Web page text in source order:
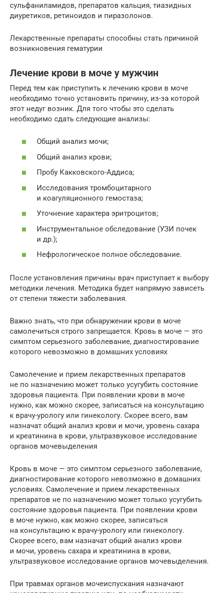
сульфаниламидов, препаратов кальция, тиазидных
диуретиков, ретиноидов и пиразолонов.
Лекарственные препараты способны стать причиной
возникновения гематурии
Лечение крови в моче у мужчин
Перед тем как приступить к лечению крови в моче
необходимо точно установить причину, из-за которой
этот недуг возник. Для того чтобы это сделать
необходимо сдать следующие анализы:
Общий анализ мочи;
Общий анализ крови;
Пробу Какковского-Аддиса;
Исследования тромбоцитарного
и коагуляционного гемостаза;
Уточнение характера эритроцитов;
Инструментальное обследование (УЗИ почек
и др.);
Нефрологическое полное обследование.
После установления причины врач приступает к выбору
методики лечения. Методика будет напрямую зависеть
от степени тяжести заболевания.
Важно знать, что при обнаружении крови в моче
самолечиться строго запрещается. Кровь в моче — это
симптом серьезного заболевание, диагностирование
которого невозможно в домашних условиях
Самолечение и прием лекарственных препаратов
не по назначению может только усугубить состояние
здоровья пациента. При появлении крови в моче
нужно, как можно скорее, записаться на консультацию
к врачу-урологу или гинекологу. Скорее всего, вам
назначат общий анализ крови и мочи, уровень сахара
и креатинина в крови, ультразвуковое исследование
органов мочевыделения
Кровь в моче — это симптом серьезного заболевание,
диагностирование которого невозможно в домашних
условиях. Самолечение и прием лекарственных
препаратов не по назначению может только усугубить
состояние здоровья пациента. При появлении крови
в моче нужно, как можно скорее, записаться
на консультацию к врачу-урологу или гинекологу.
Скорее всего, вам назначат общий анализ крови
и мочи, уровень сахара и креатинина в крови,
ультразвуковое исследование органов мочевыделения.
При травмах органов мочеиспускания назначают